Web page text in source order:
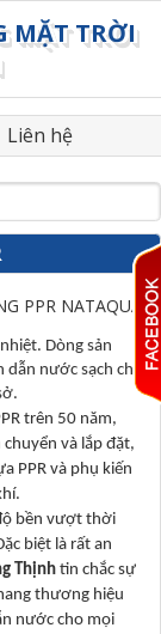
MẶT TRỜI
Liên hệ
PPR NATAQUA
Dòng sản
nước sạch cho
trên 50 năm,
và lắp đặt,
PPR và phụ kiến
bền vượt thời
biệt là rất an
Thịnhtin chắc sự
thương hiệu
nước cho mọi